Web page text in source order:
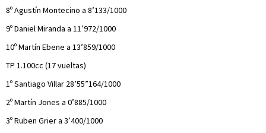
8º Agustín Montecino a 8’133/1000
9º Daniel Miranda a 11’972/1000
10º Martín Ebene a 13’859/1000
TP 1.100cc (17 vueltas)
1º Santiago Villar 28’55”164/1000
2º Martín Jones a 0’885/1000
3º Ruben Grier a 3’400/1000